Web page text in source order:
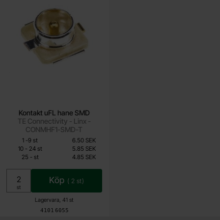
Kontakt uFL hane SMD
TE Connectivity - Linx -
CONMHF1-SMD-T
Art. nr
4101 6055
Lagervara, 41 st
4.85 SEK
Inklusive 25% moms
Enhet:
st
Köp ( 2 st)
Mängdrabatt
Pris /st
1 -till
9 st
6.50 SEK
10 -till24 st
5.85 SEK
25 -tillst 4.85 SEK